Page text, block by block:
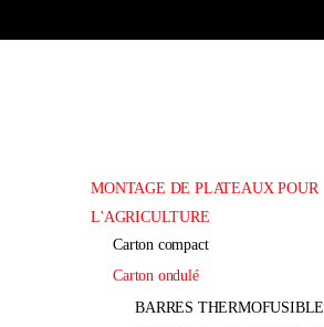
MONTAGE DE PLATEAUX POUR
L'AGRICULTURE
carton compact
carton ondulé
BARRES THERMOFUSIBLE